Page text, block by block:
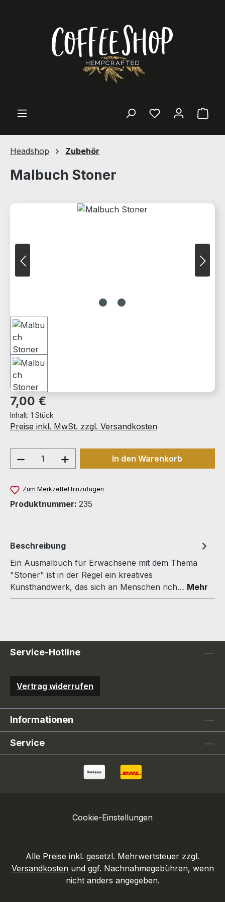
Headshop Zubehör
Malbuch Stoner
Bildergalerie überspringen
Regulärer Preis:
7,00 €
Inhalt: 1 Stück
Preise inkl. MwSt. zzgl. Versandkosten
Produkt Anzahl: Gib denIn den Warenkorb
Zum Merkzettel hinzufügen
Produktnummer: 235
Beschreibung
Ein Ausmalbuch für Erwachsene mit dem Thema
"Stoner" ist in der Regel ein kreatives
Kunsthandwerk, das sich an Menschen rich… Mehr
Service-Hotline
Vertrag widerrufen
Informationen
Service
Cookie-Einstellungen
Alle Preise inkl. gesetzl. Mehrwertsteuer zzgl.
Versandkostenund ggf. Nachnahmegebühren, wenn
nicht anders angegeben.